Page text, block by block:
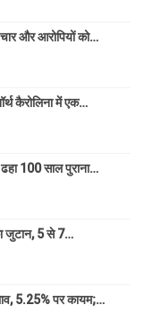
और आरोपियों को…
कैरोलिना में एक…
ढहा 100 साल पुराना…
जुटान, 5 से 7…
5.25% पर कायम;…